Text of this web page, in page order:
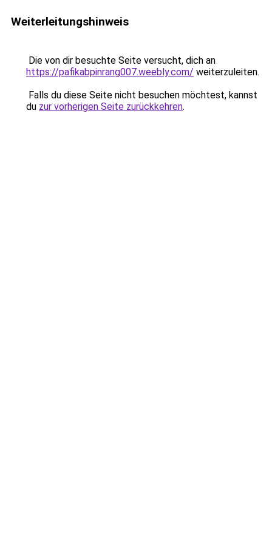
Weiterleitungshinweis
Die von dir besuchte Seite versucht, dich an
https://pafikabpinrang007.weebly.com/ weiterzuleiten.
Falls du diese Seite nicht besuchen möchtest, kannst
du zur vorherigen Seite zurückkehren.